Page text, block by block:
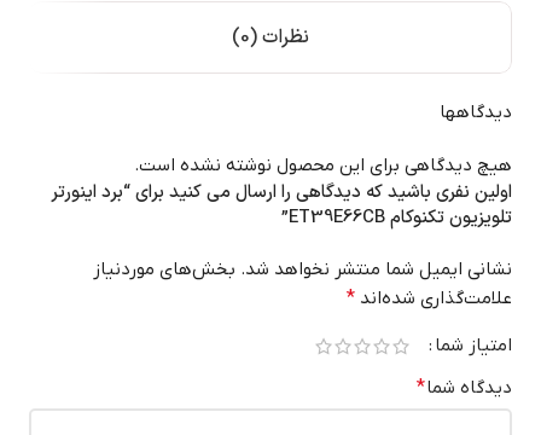
نظرات (0)
دیدگاهها
هیچ دیدگاهی برای این محصول نوشته نشده است.
اولین نفری باشید که دیدگاهی را ارسال می کنید برای “برد اینورتر
تلویزیون تکنوکام ET39E66CB”
نشانی ایمیل شما منتشر نخواهد شد. بخش‌های موردنیاز
علامت‌گذاری شده‌اند *
امتیاز شما
دیدگاه شما*